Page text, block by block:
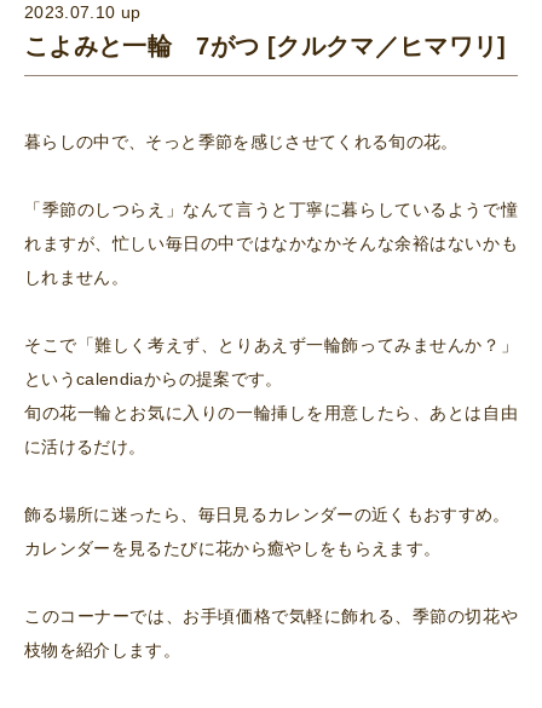
2023.07.10 up
こよみと一輪 7がつ [クルクマ／ヒマワリ]
暮らしの中で、そっと季節を感じさせてくれる旬の花。
「季節のしつらえ」なんて言うと丁寧に暮らしているようで憧
れますが、忙しい毎日の中ではなかなかそんな余裕はないかも
しれません。
そこで「難しく考えず、とりあえず一輪飾ってみませんか？」
というcalendiaからの提案です。
旬の花一輪とお気に入りの一輪挿しを用意したら、あとは自由
に活けるだけ。
飾る場所に迷ったら、毎日見るカレンダーの近くもおすすめ。
カレンダーを見るたびに花から癒やしをもらえます。
このコーナーでは、お手頃価格で気軽に飾れる、季節の切花や
枝物を紹介します。